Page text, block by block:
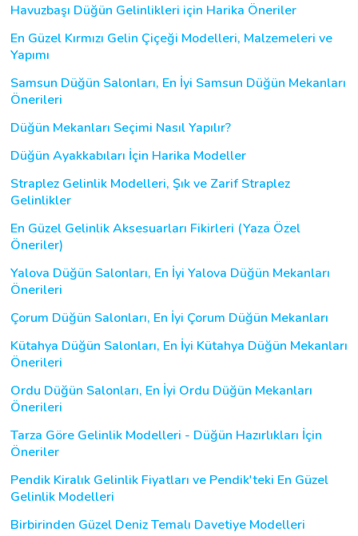
Havuzbaşı Düğün Gelinlikleri için Harika Öneriler
En Güzel Kırmızı Gelin Çiçeği Modelleri, Malzemeleri ve
Yapımı
Samsun Düğün Salonları, En İyi Samsun Düğün Mekanları
Önerileri
Düğün Mekanları Seçimi Nasıl Yapılır?
Düğün Ayakkabıları İçin Harika Modeller
Straplez Gelinlik Modelleri, Şık ve Zarif Straplez
Gelinlikler
En Güzel Gelinlik Aksesuarları Fikirleri (Yaza Özel
Öneriler)
Yalova Düğün Salonları, En İyi Yalova Düğün Mekanları
Önerileri
Çorum Düğün Salonları, En İyi Çorum Düğün Mekanları
Kütahya Düğün Salonları, En İyi Kütahya Düğün Mekanları
Önerileri
Ordu Düğün Salonları, En İyi Ordu Düğün Mekanları
Önerileri
Tarza Göre Gelinlik Modelleri - Düğün Hazırlıkları İçin
Öneriler
Pendik Kiralık Gelinlik Fiyatları ve Pendik'teki En Güzel
Gelinlik Modelleri
Birbirinden Güzel Deniz Temalı Davetiye Modelleri